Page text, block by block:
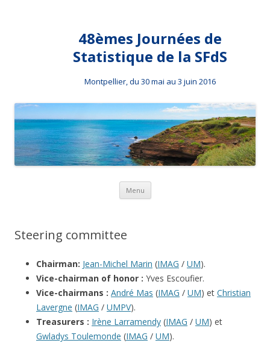
48èmes Journées de
Statistique de la SFdS
Montpellier, du 30 mai au 3 juin 2016
Menu Skip to content
Steering committee
Chairman: Jean-Michel Marin (IMAG / UM).
Vice-chairman of honor : Yves Escoufier.
Vice-chairmans : André Mas (IMAG / UM) et Christian
Lavergne (IMAG / UMPV).
Treasurers : Irène Larramendy (IMAG / UM) et
Gwladys Toulemonde (IMAG / UM).